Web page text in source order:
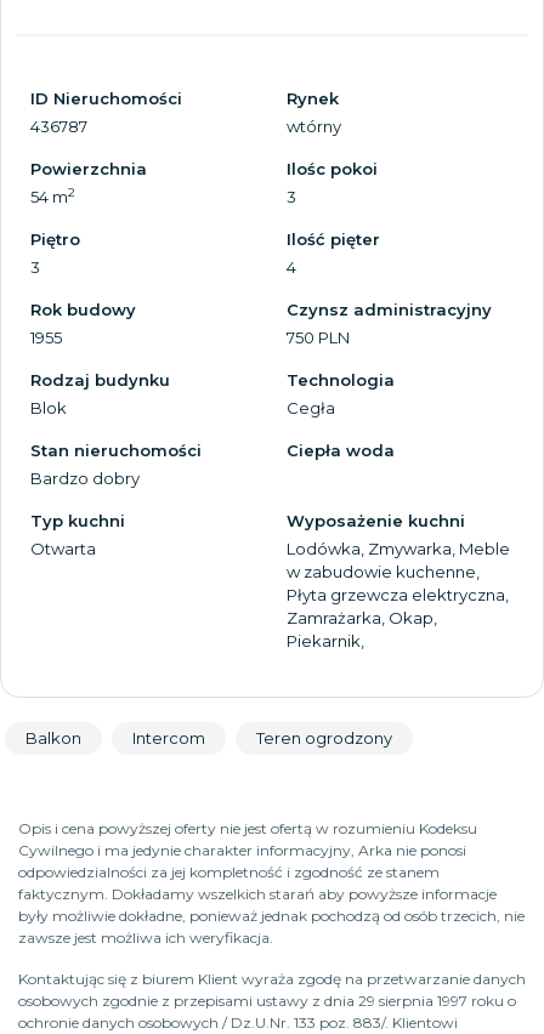
ID Nieruchomości
436787
Rynek
wtórny
Powierzchnia
54 m2
Ilośc pokoi
3
Piętro
3
Ilość pięter
4
Rok budowy
1955
Czynsz administracyjny
750 PLN
Rodzaj budynku
Blok
Technologia
Cegła
Stan nieruchomości
Bardzo dobry
Ciepła woda
Typ kuchni
Otwarta
Wyposażenie kuchni
Lodówka, Zmywarka, Meble
w zabudowie kuchenne,
Płyta grzewcza elektryczna,
Zamrażarka, Okap,
Piekarnik,
Balkon Intercom Teren ogrodzony
Opis i cena powyższej oferty nie jest ofertą w rozumieniu Kodeksu
Cywilnego i ma jedynie charakter informacyjny, Arka nie ponosi
odpowiedzialności za jej kompletność i zgodność ze stanem
faktycznym. Dokładamy wszelkich starań aby powyższe informacje
były możliwie dokładne, ponieważ jednak pochodzą od osób trzecich, nie
zawsze jest możliwa ich weryfikacja.
Kontaktując się z biurem Klient wyraża zgodę na przetwarzanie danych
osobowych zgodnie z przepisami ustawy z dnia 29 sierpnia 1997 roku o
ochronie danych osobowych / Dz.U.Nr. 133 poz. 883/. Klientowi